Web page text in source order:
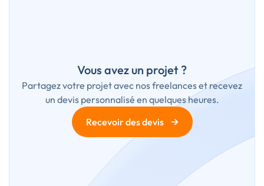
Vous avez un projet ?
Partagez votre projet avec nos freelances et recevez
un devis personnalisé en quelques heures.
Recevoir des devis
→